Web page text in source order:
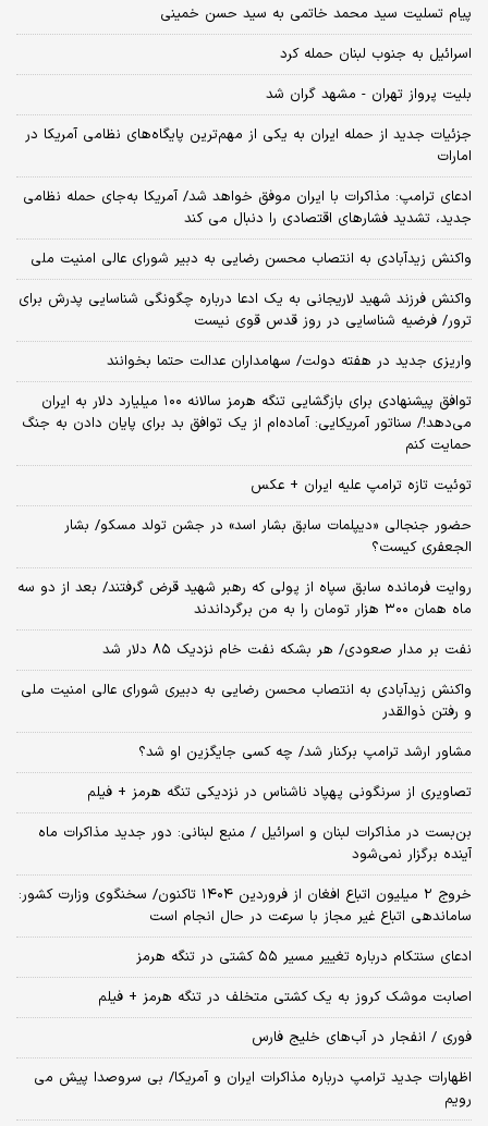
پیام تسلیت سید محمد خاتمی به سید حسن خمینی
اسرائیل به جنوب لبنان حمله کرد
بلیت پرواز تهران - مشهد گران شد
جزئیات جدید از حمله ایران به یکی از مهم‌ترین پایگاه‌های نظامی آمریکا در
امارات
ادعای ترامپ: مذاکرات با ایران موفق خواهد شد/ آمریکا به‌جای حمله نظامی
جدید، تشدید فشارهای اقتصادی را دنبال می کند
واکنش زیدآبادی به انتصاب محسن رضایی به دبیر شورای عالی امنیت ملی
واکنش فرزند شهید لاریجانی به یک ادعا درباره چگونگی شناسایی پدرش برای
ترور/ فرضیه شناسایی در روز قدس قوی نیست
واریزی جدید در هفته دولت/ سهامداران عدالت حتما بخوانند
توافق پیشنهادی برای بازگشایی تنگه هرمز سالانه ۱۰۰ میلیارد دلار به ایران
می‌دهد!/ سناتور آمریکایی: آماده‌ام از یک توافق بد برای پایان دادن به جنگ
حمایت کنم
توئیت تازه ترامپ علیه ایران + عکس
حضور جنجالی «دیپلمات سابق بشار اسد» در جشن تولد مسکو/ بشار
الجعفری کیست؟
روایت فرمانده سابق سپاه از پولی که رهبر شهید قرض گرفتند/ بعد از دو سه
ماه همان ۳۰۰ هزار تومان را به من برگرداندند
نفت بر مدار صعودی/ هر بشکه نفت خام نزدیک ۸۵ دلار شد
واکنش زیدآبادی به انتصاب محسن رضایی به دبیری شورای عالی امنیت ملی
و رفتن ذوالقدر
مشاور ارشد ترامپ برکنار شد/ چه کسی جایگزین او شد؟
تصاویری از سرنگونی پهپاد ناشناس در نزدیکی تنگه هرمز + فیلم
بن‌بست در مذاکرات لبنان و اسرائیل / منبع لبنانی: دور جدید مذاکرات ماه
آینده برگزار نمی‌شود
خروج ۲ میلیون اتباع افغان از فروردین ۱۴۰۴ تاکنون/ سخنگوی وزارت کشور:
ساماندهی اتباع غیر مجاز با سرعت در حال انجام است
ادعای سنتکام درباره تغییر مسیر ۵۵ کشتی در تنگه هرمز
اصابت موشک کروز به یک کشتی متخلف در تنگه هرمز + فیلم
فوری / انفجار در آب‌های خلیج فارس
اظهارات جدید ترامپ درباره مذاکرات ایران و آمریکا/ بی سروصدا پیش می
رویم